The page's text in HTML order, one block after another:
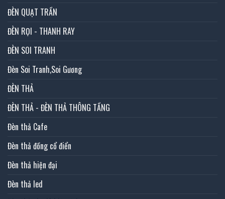
ĐÈN QUẠT TRẦN
ĐÈN RỌI - THANH RAY
ĐÈN SOI TRANH
Đèn Soi Tranh,Soi Gương
ĐÈN THẢ
ĐÈN THẢ - ĐÈN THẢ THÔNG TẦNG
Đèn thả Cafe
Đèn thả đồng cổ điển
Đèn thả hiện đại
Đèn thả led